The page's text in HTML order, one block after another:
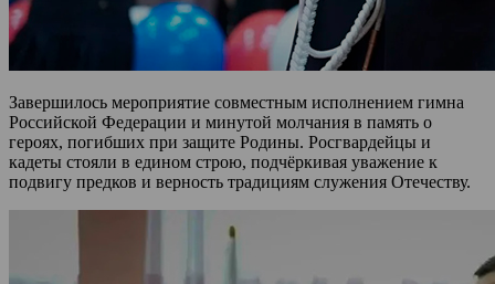
Завершилось мероприятие совместным исполнением гимна
Российской Федерации и минутой молчания в память о
героях, погибших при защите Родины. Росгвардейцы и
кадеты стояли в едином строю, подчёркивая уважение к
подвигу предков и верность традициям служения Отечеству.